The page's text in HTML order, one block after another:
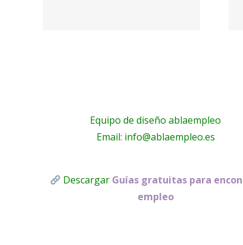
Equipo de diseño ablaempleo
Email: info@ablaempleo.es
Descargar Guías gratuitas para
empleo